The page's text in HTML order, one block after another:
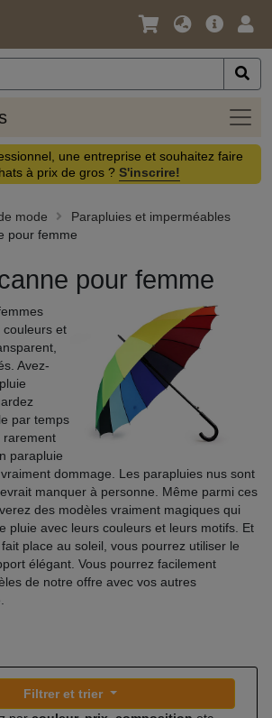
Langue
Devise
Offre
une entreprise et souhaitez faire
à prix de gros ? S'inscrire!
mode
Parapluies et imperméables
pour femme
pour femme
et
Avez-
par temps
rarement
parapluie
dommage. Les parapluies nus sont
manquer à personne. Même parmi ces
des modèles vraiment magiques qui
pluie avec leurs couleurs et leurs motifs. Et
place au soleil, vous pourrez utiliser le
élégant. Vous pourrez facilement
de notre offre avec vos autres
Filtrer et trier